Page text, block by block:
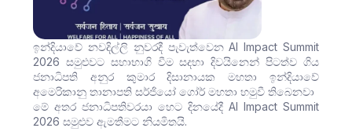
ඉන්දියාවේ නවදිල්ලි නුවරදී පැවැත්වෙන AI Impact Summit
2026 සමුළුවට සහාභාගි වීම සදහා දිවයිනෙන් පිටත්ව ගිය
ජනාධිපති අනුර කුමාර දිසානායක මහතා ඉන්දියාවේ
අමෙරිකානු තානාපති සර්ජියෝ ගෝර් මහතා හමුවී තිබෙනවා
මේ අතර ජනාධිපතිවරයා හෙට දිනයේදී AI Impact Summit
2026 සමුළුව ඇමතීමට නියමිතයි.